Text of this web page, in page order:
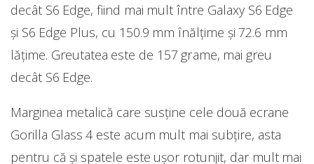
decât S6 Edge, fiind mai mult între Galaxy S6 Edge
și S6 Edge Plus, cu 150.9 mm înălțime și 72.6 mm
lățime. Greutatea este de 157 grame, mai greu
decât S6 Edge.
Marginea metalică care susține cele două ecrane
Gorilla Glass 4 este acum mult mai subțire, asta
pentru că și spatele este ușor rotunjit, dar mult mai